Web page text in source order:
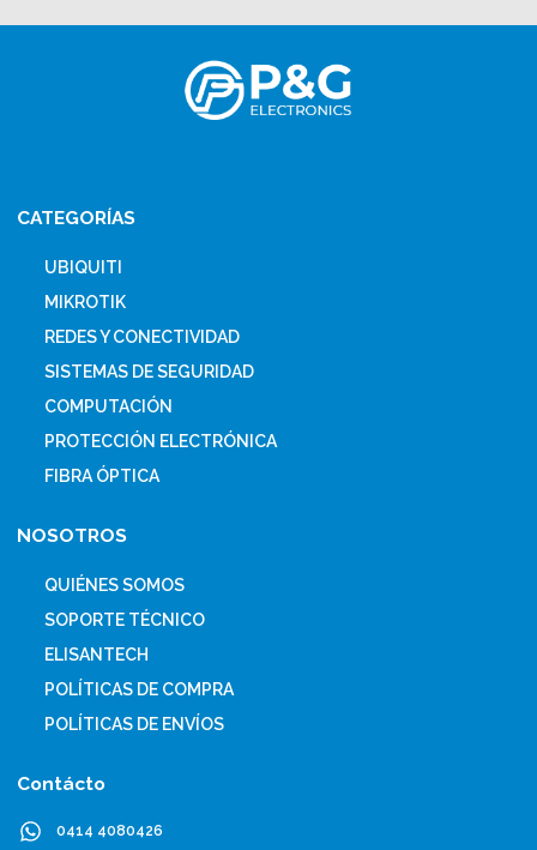
CATEGORÍAS
UBIQUITI
MIKROTIK
REDES Y CONECTIVIDAD
SISTEMAS DE SEGURIDAD
COMPUTACIÓN
PROTECCIÓN ELECTRÓNICA
FIBRA ÓPTICA
NOSOTROS
QUIÉNES SOMOS
SOPORTE TÉCNICO
ELISANTECH
POLÍTICAS DE COMPRA
POLÍTICAS DE ENVÍOS
Contácto
0414 4080426